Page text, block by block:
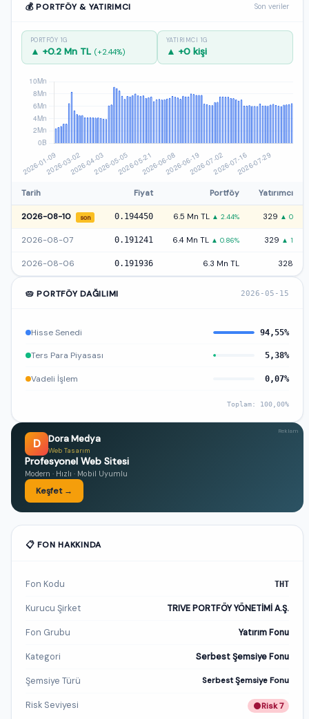
💰 PORTFÖY & YATIRIMCI Son veriler
PORTFÖY 1G
▲ +0.2 Mn TL (+2.44%)
YATIRIMCI 1G
▲ +0 kişi
Tarih Fiyat Portföy Yatırımcı
2026-08-10 son 0.194450 6.5 Mn TL ▲ 2.44% 329 ▲ 0
2026-08-07 0.191241 6.4 Mn TL ▲ 0.86% 329 ▲ 1
2026-08-06 0.191936 6.3 Mn TL 328
🥧 PORTFÖY DAĞILIMI 2026-05-15
Hisse Senedi 94,55%
Ters Para Piyasası 5,38%
Vadeli İşlem 0,07%
Toplam: 100,00%
D Dora Medya
Web Tasarım
Profesyonel Web Sitesi
Modern · Hızlı · Mobil Uyumlu
Keşfet →
Reklam
📋 FON HAKKINDA
Fon Kodu THT
Kurucu Şirket TRIVE PORTFÖY YÖNETİMİ A.Ş.
Fon Grubu Yatırım Fonu
Kategori Serbest Şemsiye Fonu
Şemsiye Türü Serbest Şemsiye Fonu
Risk Seviyesi Risk 7